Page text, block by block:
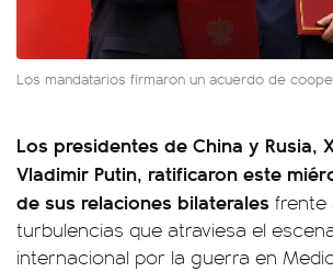
Los mandatarios firmaron un acuerdo de
Los presidentes de China y Rusia,
Vladimir Putin, ratificaron este
de sus relaciones bilaterales frente
turbulencias que atraviesa el
internacional por la guerra en